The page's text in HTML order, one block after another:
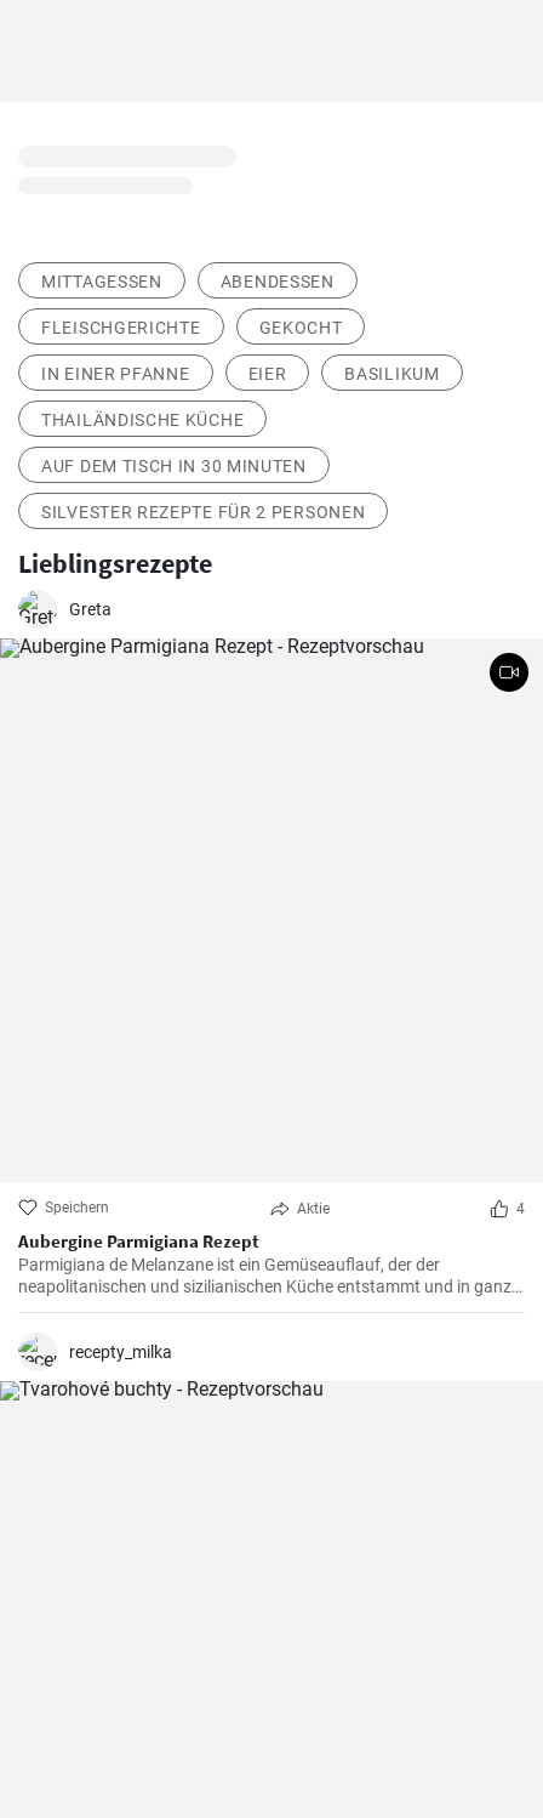
MITTAGESSEN ABENDESSEN
FLEISCHGERICHTE GEKOCHT
IN EINER PFANNE EIER BASILIKUM
THAILÄNDISCHE KÜCHE
AUF DEM TISCH IN 30 MINUTEN
SILVESTER REZEPTE FÜR 2 PERSONEN
Lieblingsrezepte
Greta
Speichern Aktie 4
Aubergine Parmigiana Rezept
Parmigiana de Melanzane ist ein Gemüseauflauf, der der
neapolitanischen und sizilianischen Küche entstammt und in ganz
Süditalien verbreitet ist. Melanzane - deutsch sind Auberginen
recepty_milka